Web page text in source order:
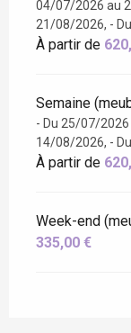
04/07/2026 au
21/08/2026, -
À partir de
Semaine
- Du 25/07/
14/08/2026, -
À partir de
Week-end
335,00 €